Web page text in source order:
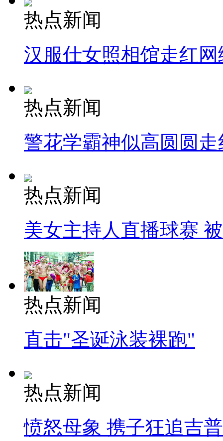
热点新闻
汉服仕女照相馆走红网
热点新闻
警花学霸神似高圆圆走
热点新闻
美女主持人直播球赛
热点新闻
直击"圣诞泳装裸跑"
热点新闻
愤怒母象 携子狂追吉